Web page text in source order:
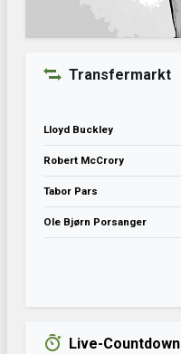
Transfermarkt
Lloyd Buckley
Robert McCrory
Tabor Pars
Ole Bjørn Porsanger
Live-Countdown